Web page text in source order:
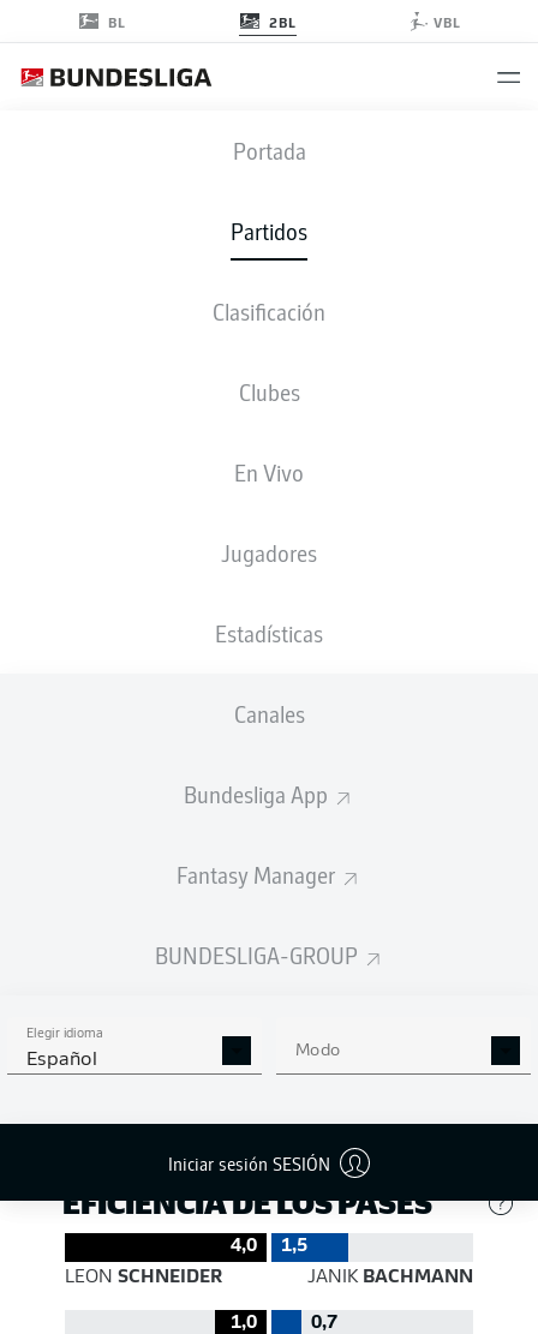
BL 2BL VBL
Portada
Partidos
Clasificación
Clubes
En Vivo
Jugadores
Estadísticas
Canales
Bundesliga App
Fantasy Manager
BUNDESLIGA-GROUP
Elegir idioma
Español Modo
Iniciar sesión SESIÓN
DSC - S04
1 2
ALINEACIONES ESTADÍSTICAS
(%)
562 242
EFICIENCIA DE LOS PASES
4,0
1,5
LEON SCHNEIDER JANIKBACHMANN
1,0
0,7